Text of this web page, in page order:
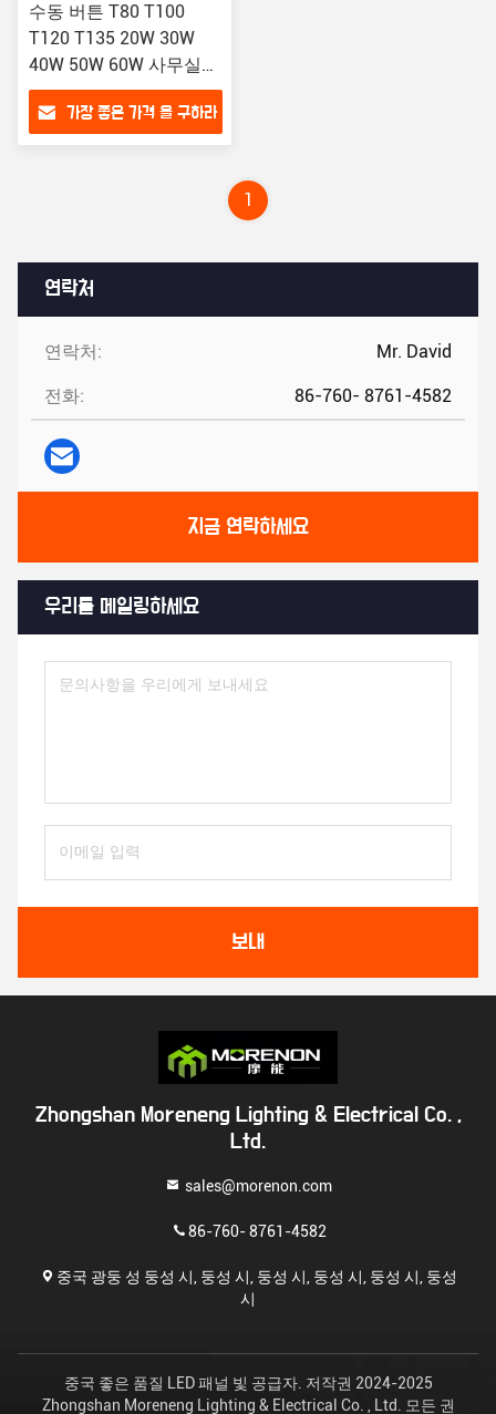
연락처
연락처: Mr. David
전화: 86-760- 8761-4582
지금 연락하세요
우리를 메일링하세요
보내
수동 버튼 T80 T100
T120 T135 20W 30W
40W 50W 60W 사무실용
LED 전구
가장 좋은 가격 을 구하라
1
Zhongshan Moreneng Lighting & Electrical Co. ,
Ltd.
sales@morenon.com
86-760- 8761-4582
중국 광둥 성 둥성 시, 둥성 시, 둥성 시, 둥성 시, 둥성 시, 둥성
시
중국 좋은 품질 LED 패널 빛 공급자. 저작권 2024-2025
Zhongshan Moreneng Lighting & Electrical Co. , Ltd. 모든 권